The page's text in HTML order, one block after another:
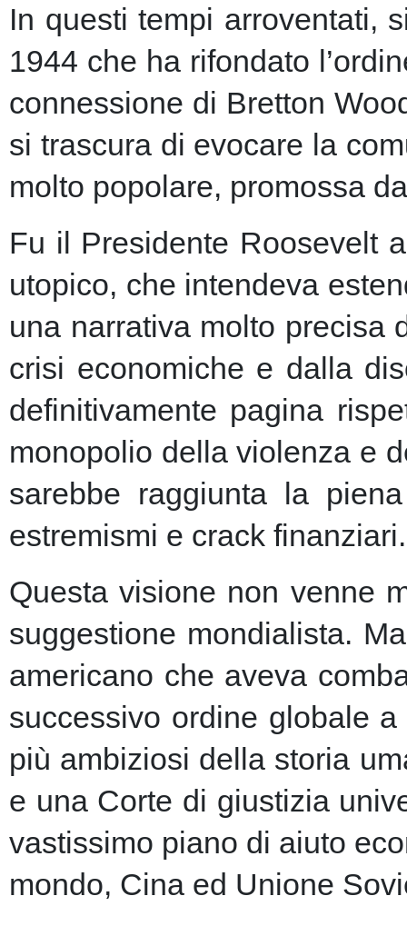
In questi tempi arroventati,
1944 che ha rifondato
connessione di Bretton
si trascura di evocare la
molto popolare, promossa
Fu il Presidente Roosevelt
utopico, che intendeva
una narrativa molto precisa
crisi economiche e dalla
definitivamente pagina
monopolio della violenza e
sarebbe raggiunta la
estremismi e crack finanziari.
Questa visione non venne
suggestione mondialista.
americano che aveva
successivo ordine globale
più ambiziosi della storia
e una Corte di giustizia
vastissimo piano di aiuto
mondo, Cina ed Unione